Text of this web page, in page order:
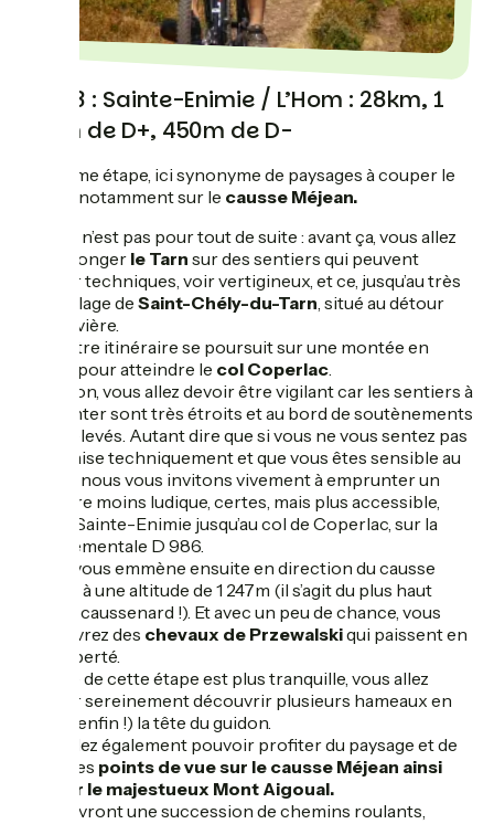
Jour 3 : Sainte-Enimie / L’Hom : 28km, 1
044m de D+, 450m de D-
Troisième étape, ici synonyme de paysages à couper le
souffle, notamment sur le causse Méjean.
Mais ce n’est pas pour tout de suite : avant ça, vous allez
devoir longer le Tarn sur des sentiers qui peuvent
s'avérer techniques, voir vertigineux, et ce, jusqu’au très
beau village de Saint-Chély-du-Tarn, situé au détour
d’une rivière.
Puis votre itinéraire se poursuit sur une montée en
balcon pour atteindre le col Coperlac.
Attention, vous allez devoir être vigilant car les sentiers à
emprunter sont très étroits et au bord de soutènements
plutôt élevés. Autant dire que si vous ne vous sentez pas
très à l’aise techniquement et que vous êtes sensible au
vertige, nous vous invitons vivement à emprunter un
itinéraire moins ludique, certes, mais plus accessible,
depuis Sainte-Enimie jusqu’au col de Coperlac, sur la
départementale D 986.
Ce col vous emmène ensuite en direction du causse
Méjean, à une altitude de 1 247m (il s’agit du plus haut
plateau caussenard !). Et avec un peu de chance, vous
apercevrez des chevaux de Przewalskiqui paissent en
semi-liberté.
La suite de cette étape est plus tranquille, vous allez
pouvoir sereinement découvrir plusieurs hameaux en
levant (enfin !) la tête du guidon.
Vous allez également pouvoir profiter du paysage et de
superbes points de vue sur le causse Méjean ainsi
que sur le majestueux Mont Aigoual.
S’en suivront une succession de chemins roulants,